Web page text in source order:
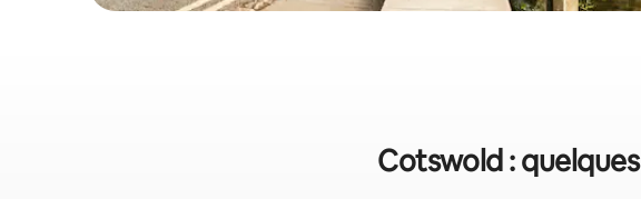
Cotswold :